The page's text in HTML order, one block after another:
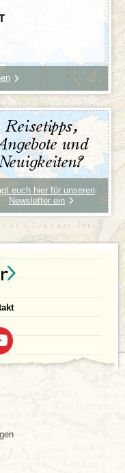
Reisetipps,
und
euch hier für unseren
Newsletter ein